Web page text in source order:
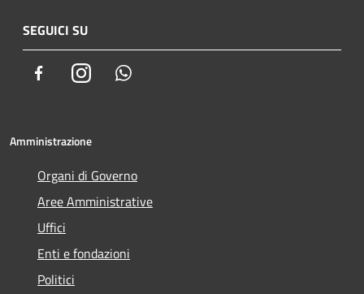
SEGUICI SU
FacebookInstagram
Amministrazione
Organi di Governo
Aree Amministrative
Uffici
Enti e fondazioni
Politici